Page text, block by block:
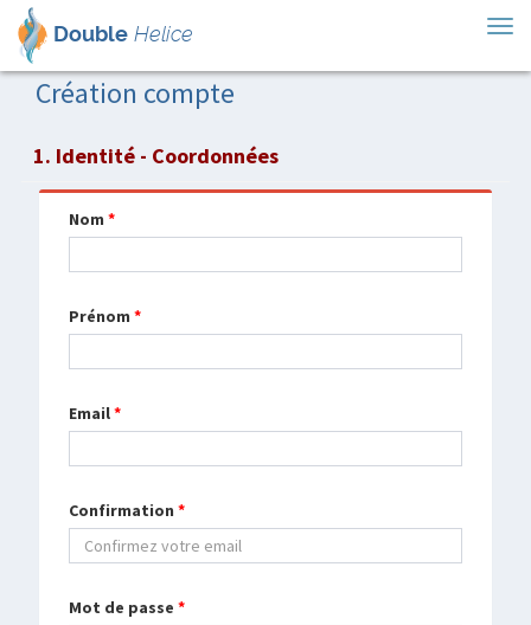
Double Helice
Création compte
1. Identité - Coordonnées
Nom *
Prénom *
Email*
Confirmation *
Mot de passe *